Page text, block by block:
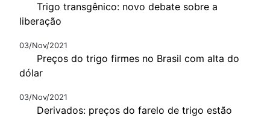
Trigo transgênico: novo debate sobre a
liberação
03/Nov/2021
Preços do trigo firmes no Brasil com alta do
dólar
03/Nov/2021
Derivados: preços do farelo de trigo estão